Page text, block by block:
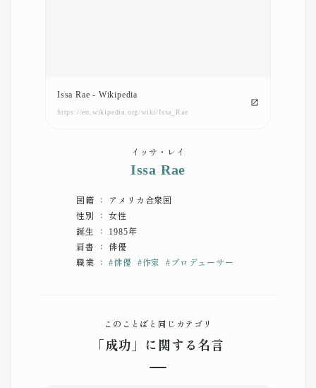
Issa Rae - Wikipedia
https://en.wikipedia.org/wiki/Issa_Rae
イッサ・レイ
Issa Rae
国籍 ： アメリカ合衆国
性別 ： 女性
誕生 ： 1985年
肩書 ： 俳優
職業 ：#俳優 #作家 # プロデューサー
このことばと同じカテゴリ
「成功」に関する名言